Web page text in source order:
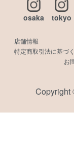
osaka tokyo
店舗情報
特定商取引法に基づ
お
Copyright